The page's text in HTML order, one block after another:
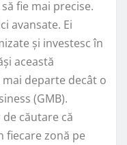
fie mai precise.
avansate. Ei
și investesc în
această
departe decât o
(GMB).
căutare că
fiecare zonă pe